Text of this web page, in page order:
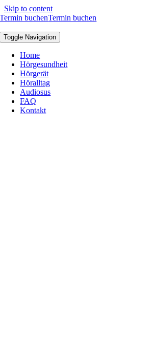
Skip to content
Termin buchenTermin buchen
Toggle Navigation
Home
Hörgesundheit
Hörgerät
Höralltag
Audiosus
FAQ
Kontakt